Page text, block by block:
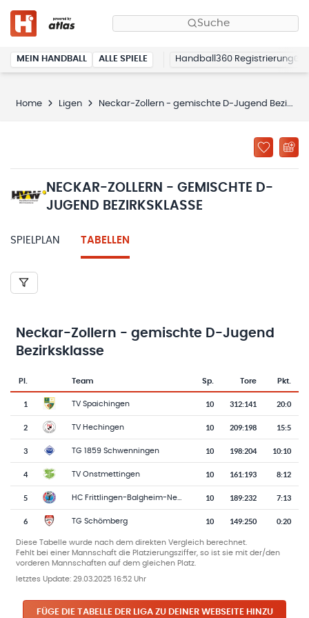
Suche
MEIN HANDBALL ALLE SPIELE Handball360 Registrierung
Home Ligen Neckar-Zollern - gemischte D-Jugend Bezirksklasse
NECKAR-ZOLLERN - GEMISCHTE D-
JUGEND BEZIRKSKLASSE
SPIELPLAN TABELLEN
Neckar-Zollern - gemischte D-Jugend
Bezirksklasse
Tabelle mit Vereinsplatzierungen, Spielen, Toren und Punkten
Pl.
Team-Logo
Team Sp. Tore Pkt.
1 TV Spaichingen 10 312:141 20:0
2 TV Hechingen 10 209:198 15:5
3 TG 1859 Schwenningen 10 198:204 10:10
4 TV Onstmettingen 10 161:193 8:12
5 10 189:232 7:13
6 TG Schömberg 10 149:250 0:20
Diese Tabelle wurde nach dem direkten Vergleich berechnet.
Fehlt bei einer Mannschaft die Platzierungsziffer, so ist sie mit der/den
vorderen Mannschaften auf dem gleichen Platz.
letztes Update: 29.03.2025 16:52 Uhr
FÜGE DIE TABELLE DER LIGA ZU DEINER WEBSEITE HINZU